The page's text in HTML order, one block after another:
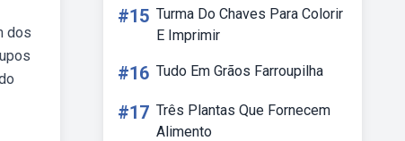
dos
#15 Turma Do Chaves Para Colorir
E Imprimir
#16 Tudo Em Grãos Farroupilha
#17 Três Plantas Que Fornecem
Alimento